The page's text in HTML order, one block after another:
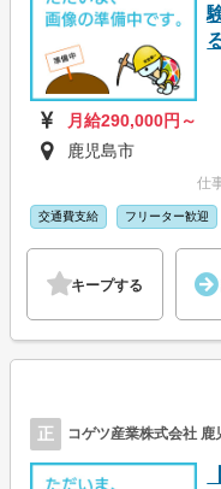
月給290,000円～
鹿児島市
仕
交通費支給 フリーター歓迎
キープする
正 コゲツ産業株式会社